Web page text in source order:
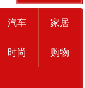
汽车 家居
时尚 购物